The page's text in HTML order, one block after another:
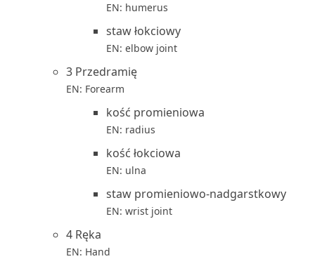
EN: humerus
staw łokciowy
EN: elbow joint
3 Przedramię
EN: Forearm
kość promieniowa
EN: radius
kość łokciowa
EN: ulna
staw promieniowo-nadgarstkowy
EN: wrist joint
4 Ręka
EN: Hand